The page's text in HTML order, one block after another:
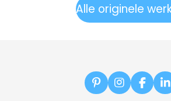
Alle originele
P
i
I
n
F
a
L
i